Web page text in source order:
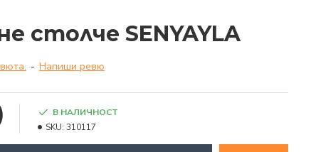
столче SENYAYLA
- Напиши ревю
В НАЛИЧНОСТ
SKU: 310117